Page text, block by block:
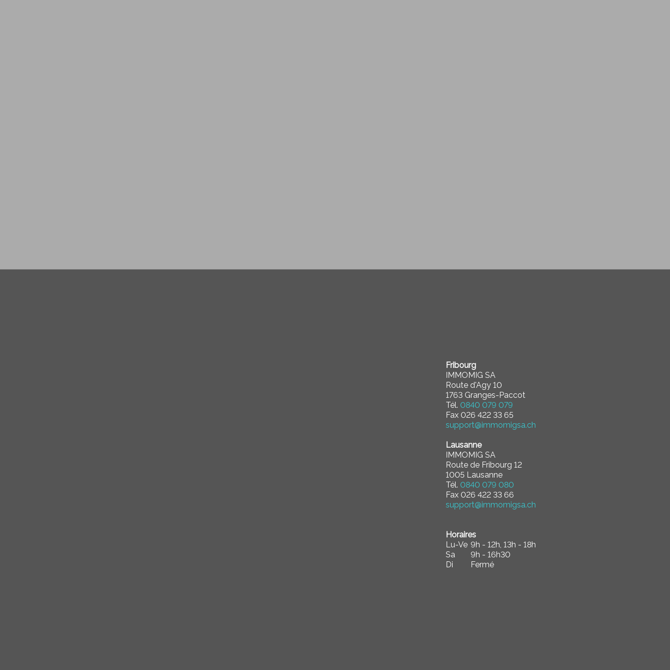
Fribourg
IMMOMIG SA
Route d'Agy 10
1763 Granges-Paccot
Tél. 0840 079 079
Fax 026 422 33 65
support@immomigsa.ch
Lausanne
IMMOMIG SA
Route de Fribourg 12
1005 Lausanne
Tél. 0840 079 080
Fax 026 422 33 66
support@immomigsa.ch
Horaires
Lu-Ve 9h - 12h, 13h - 18h
Sa
9h - 16h30
Di
Fermé